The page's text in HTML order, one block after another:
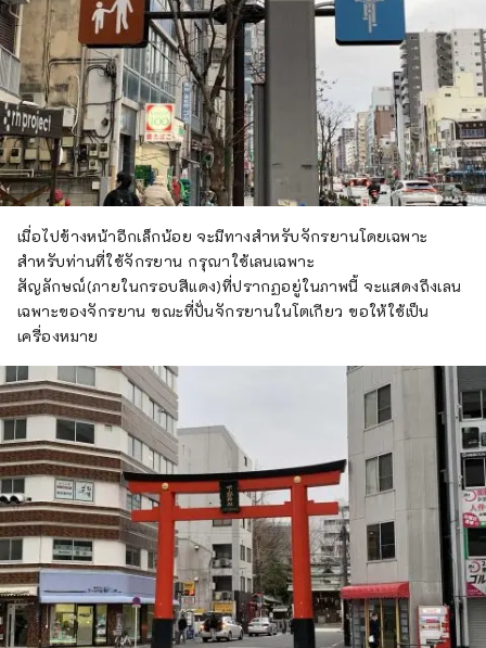
เมื่อไปข้างหน้าอีกเล็กน้อย จะมีทางสำหรับจักรยานโดยเฉพาะ
สำหรับท่านที่ใช้จักรยาน กรุณาใช้เลนเฉพาะ
สัญลักษณ์(ภายในกรอบสีแดง)ที่ปรากฏอยู่ในภาพนี้ จะแสดงถึงเลน
เฉพาะของจักรยาน ขณะที่ปั่นจักรยานในโตเกียว ขอให้ใช้เป็น
เครื่องหมาย